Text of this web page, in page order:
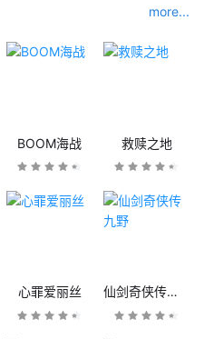
more...
BOOM海战 救赎之地
心罪爱丽丝 仙剑奇侠传九野